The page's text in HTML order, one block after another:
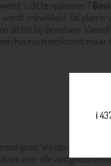
u dit te realiseren ?
ontwikkeld. Dit plan is
dit tot bij de notaris.
huurovereenkomst
goed. Wij zijn
voor alle
ℹ️